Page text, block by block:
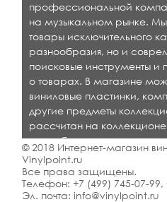
профессиональной
на музыкальном рынке. Мы
товары исключительного
разнообразия, но и
поисковые инструменты
о товарах. В магазине
виниловые пластинки,
другие предметы
рассчитан на
кто любит качественную
© 2018 Интернет-магазин
Vinylpoint.ru
Все права защищены.
Телефон: +7 (499) 745-07-99,
Эл. почта: info@vinylpoint.ru